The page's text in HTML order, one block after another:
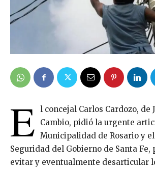
E l concejal Carlos Cardozo, de
Cambio, pidió la urgente
Municipalidad de Rosario y
Seguridad del Gobierno de Santa Fe,
evitar y eventualmente desarticular